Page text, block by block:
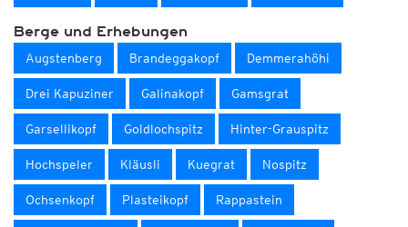
Berge und Erhebungen
Augstenberg Brandeggakopf Demmerahöhi
Drei Kapuziner Galinakopf Gamsgrat
Garsellikopf Goldlochspitz Hinter-Grauspitz
Hochspeler Kläusli Kuegrat Nospitz
Ochsenkopf Plasteikopf Rappastein